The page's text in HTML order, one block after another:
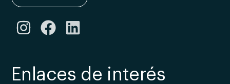
Enlaces de interés